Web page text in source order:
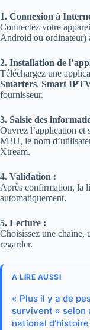
1. Connexion à
Connectez votre
Android ou ordinateur)
2. Installation de
Téléchargez une
Smarters, Smart
fournisseur.
3. Saisie des
Ouvrez l’application et
M3U, le nom
Xtream.
4. Validation :
Après confirmation, la
automatiquement.
5. Lecture :
Choisissez une chaîne,
regarder.
A LIRE AUSSI
« Plus il y a de
survivent » selon
national